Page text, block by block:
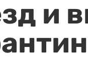
и